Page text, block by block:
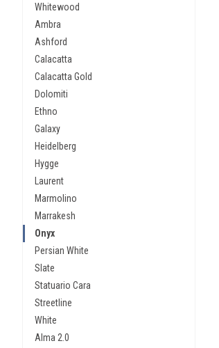
Whitewood
Ambra
Ashford
Calacatta
Calacatta Gold
Dolomiti
Ethno
Galaxy
Heidelberg
Hygge
Laurent
Marmolino
Marrakesh
Onyx
Persian White
Slate
Statuario Cara
Streetline
White
Alma 2.0